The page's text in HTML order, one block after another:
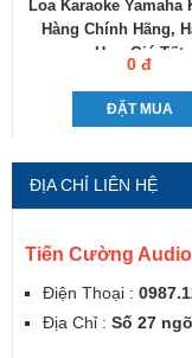
Loa Karaoke Yamaha
Hàng Chính Hãng,
Hay, Giá Tốt
0 đ
ĐẶT MUA
ĐỊA CHỈ LIÊN HỆ
Tiến Cường Audio
Điện Thoại :
Địa Chỉ : Số 27